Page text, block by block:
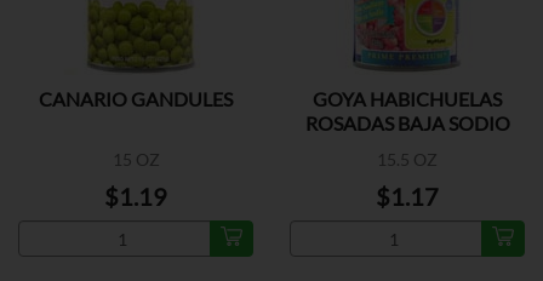
CANARIO GANDULES
15 OZ
$1.19
GOYA HABICHUELAS
ROSADAS BAJA SODIO
15.5 OZ
$1.17